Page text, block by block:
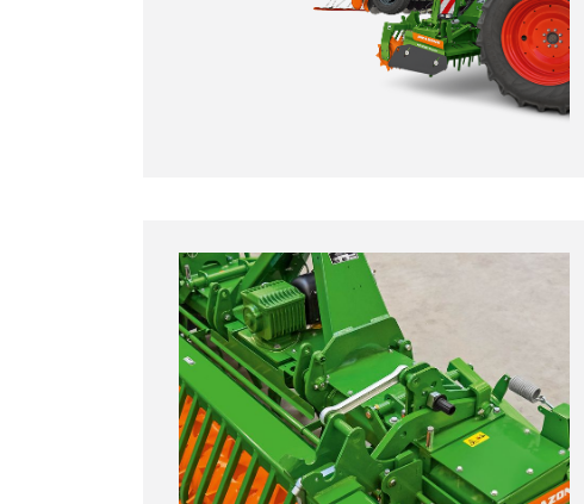
Rodillo dentado PW
Rodillo de anillo trapezoidal TRW
Rodillo de anillo cónico KW o
Sembradora suspendida
Centaya
Cataya
Precea A
o sembradora arrastrada
D9